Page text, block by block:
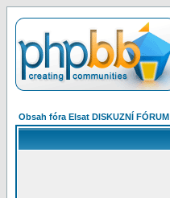
Obsah fóra Elsat DISKUZNÍ FÓRUM